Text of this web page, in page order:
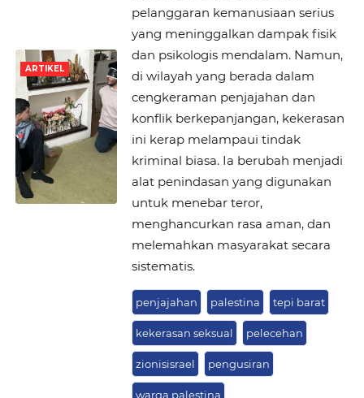
ARTIKEL
pelanggaran kemanusiaan serius
yang meninggalkan dampak fisik
dan psikologis mendalam. Namun,
di wilayah yang berada dalam
cengkeraman penjajahan dan
konflik berkepanjangan, kekerasan
ini kerap melampaui tindak
kriminal biasa. Ia berubah menjadi
alat penindasan yang digunakan
untuk menebar teror,
menghancurkan rasa aman, dan
melemahkan masyarakat secara
sistematis.
penjajahan palestina tepi barat
kekerasan seksual pelecehan
zionisisrael pengusiran
warga palestina